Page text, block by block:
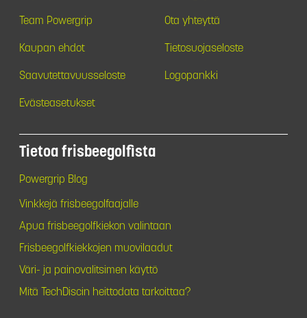
Team Powergrip Ota yhteyttä
Kaupan ehdot Tietosuojaseloste
Saavutettavuusseloste Logopankki
Evästeasetukset
Tietoa frisbeegolfista
Powergrip Blog
Vinkkejä frisbeegolfaajalle
Apua frisbeegolfkiekon valintaan
Frisbeegolfkiekkojen muovilaadut
Väri- ja painovalitsimen käyttö
Mitä TechDiscin heittodata tarkoittaa?